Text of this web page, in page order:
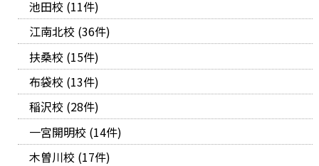
池田校 (11件)
江南北校 (36件)
扶桑校 (15件)
布袋校 (13件)
稲沢校 (28件)
一宮開明校 (14件)
木曽川校 (17件)